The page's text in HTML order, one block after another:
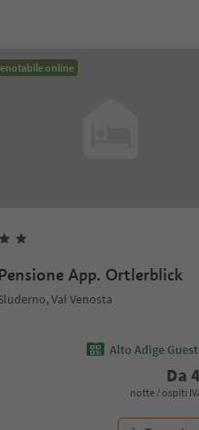
online
Pensione App. Ortlerblick
Val Venosta
Alto Adige Guest
Da
notte / ospiti